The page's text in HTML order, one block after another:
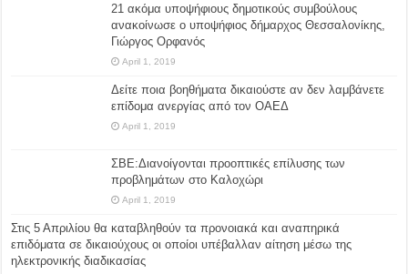
21 ακόμα υποψήφιους δημοτικούς συμβούλους
ανακοίνωσε ο υποψήφιος δήμαρχος Θεσσαλονίκης,
Γιώργος Ορφανός
April 1, 2019
Δείτε ποια βοηθήματα δικαιούστε αν δεν λαμβάνετε
επίδομα ανεργίας από τον ΟΑΕΔ
April 1, 2019
ΣΒΕ:Διανοίγονται προοπτικές επίλυσης των
προβλημάτων στο Καλοχώρι
April 1, 2019
Στις 5 Απριλίου θα καταβληθούν τα προνοιακά και αναπηρικά
επιδόματα σε δικαιούχους οι οποίοι υπέβαλλαν αίτηση μέσω της
ηλεκτρονικής διαδικασίας